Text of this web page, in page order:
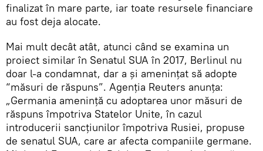
finalizat în mare parte, iar toate resursele financiare
au fost deja alocate.
Mai mult decât atât, atunci când se examina un
proiect similar în Senatul SUA în 2017, Berlinul nu
doar l-a condamnat, dar a și amenințat să adopte
“măsuri de răspuns”. Agenția Reuters anunța:
„Germania amenință cu adoptarea unor măsuri de
răspuns împotriva Statelor Unite, în cazul
introducerii sancțiunilor împotriva Rusiei, propuse
de senatul SUA, care ar afecta companiile germane.